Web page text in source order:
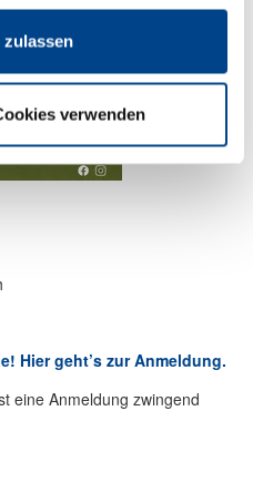
verwenden
Hier geht’s zur Anmeldung.
eine Anmeldung zwingend